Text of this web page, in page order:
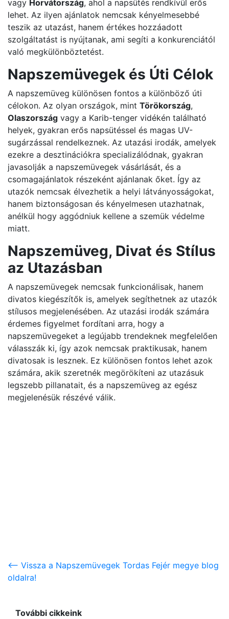
vagy Horvátország, ahol a napsütés rendkívül erős
lehet. Az ilyen ajánlatok nemcsak kényelmesebbé
teszik az utazást, hanem értékes hozzáadott
szolgáltatást is nyújtanak, ami segíti a konkurenciától
való megkülönböztetést.
Napszemüvegek és Úti Célok
A napszemüveg különösen fontos a különböző úti
célokon. Az olyan országok, mint Törökország,
Olaszország vagy a Karib-tenger vidékén található
helyek, gyakran erős napsütéssel és magas UV-
sugárzással rendelkeznek. Az utazási irodák, amelyek
ezekre a desztinációkra specializálódnak, gyakran
javasolják a napszemüvegek vásárlását, és a
csomagajánlatok részeként ajánlanak őket. Így az
utazók nemcsak élvezhetik a helyi látványosságokat,
hanem biztonságosan és kényelmesen utazhatnak,
anélkül hogy aggódniuk kellene a szemük védelme
miatt.
Napszemüveg, Divat és Stílus
az Utazásban
A napszemüvegek nemcsak funkcionálisak, hanem
divatos kiegészítők is, amelyek segíthetnek az utazók
stílusos megjelenésében. Az utazási irodák számára
érdemes figyelmet fordítani arra, hogy a
napszemüvegeket a legújabb trendeknek megfelelően
válasszák ki, így azok nemcsak praktikusak, hanem
divatosak is lesznek. Ez különösen fontos lehet azok
számára, akik szeretnék megörökíteni az utazásuk
legszebb pillanatait, és a napszemüveg az egész
megjelenésük részévé válik.
<-- Vissza a Napszemüvegek Tordas Fejér megye blog
oldalra!
További cikkeink